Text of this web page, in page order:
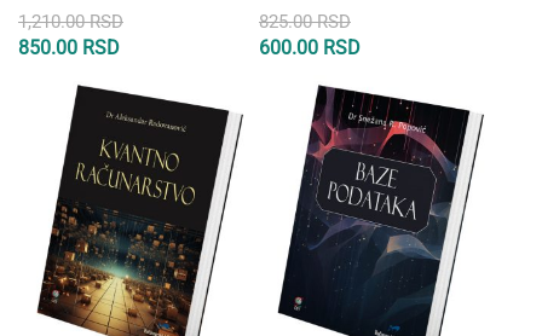
1,210.00RSD
850.00 RSD
825.00RSD
600.00 RSD